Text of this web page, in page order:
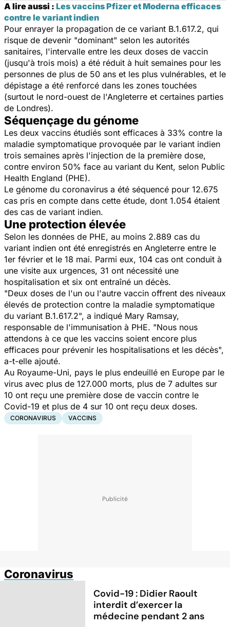
A lire aussi : Les vaccins Pfizer et Moderna efficaces
contre le variant indien
Pour enrayer la propagation de ce variant B.1.617.2, qui
risque de devenir "dominant" selon les autorités
sanitaires, l'intervalle entre les deux doses de vaccin
(jusqu'à trois mois) a été réduit à huit semaines pour les
personnes de plus de 50 ans et les plus vulnérables, et le
dépistage a été renforcé dans les zones touchées
(surtout le nord-ouest de l'Angleterre et certaines parties
de Londres).
Séquençage du génome
Les deux vaccins étudiés sont efficaces à 33% contre la
maladie symptomatique provoquée par le variant indien
trois semaines après l'injection de la première dose,
contre environ 50% face au variant du Kent, selon Public
Health England (PHE).
Le génome du coronavirus a été séquencé pour 12.675
cas pris en compte dans cette étude, dont 1.054 étaient
des cas de variant indien.
Une protection élevée
Selon les données de PHE, au moins 2.889 cas du
variant indien ont été enregistrés en Angleterre entre le
1er février et le 18 mai. Parmi eux, 104 cas ont conduit à
une visite aux urgences, 31 ont nécessité une
hospitalisation et six ont entraîné un décès.
"Deux doses de l'un ou l'autre vaccin offrent des niveaux
élevés de protection contre la maladie symptomatique
du variant B.1.617.2", a indiqué Mary Ramsay,
responsable de l'immunisation à PHE. "Nous nous
attendons à ce que les vaccins soient encore plus
efficaces pour prévenir les hospitalisations et les décès",
a-t-elle ajouté.
Au Royaume-Uni, pays le plus endeuillé en Europe par le
virus avec plus de 127.000 morts, plus de 7 adultes sur
10 ont reçu une première dose de vaccin contre le
Covid-19 et plus de 4 sur 10 ont reçu deux doses.
CORONAVIRUS VACCINS
Coronavirus
Covid-19 : Didier Raoult
interdit d’exercer la
médecine pendant 2 ans